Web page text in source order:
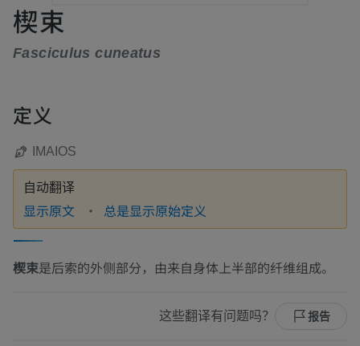
楔束
Fasciculus cuneatus
定义
IMAIOS
自动翻译
显示原文 总是显示原始定义
楔束是后索的外侧部分，由来自身体上半部的纤维组成。
这些翻译有问题吗？ 报告